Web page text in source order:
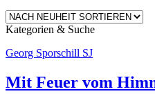
Kategorien & Suche
Georg Sporschill SJ
Mit Feuer vom